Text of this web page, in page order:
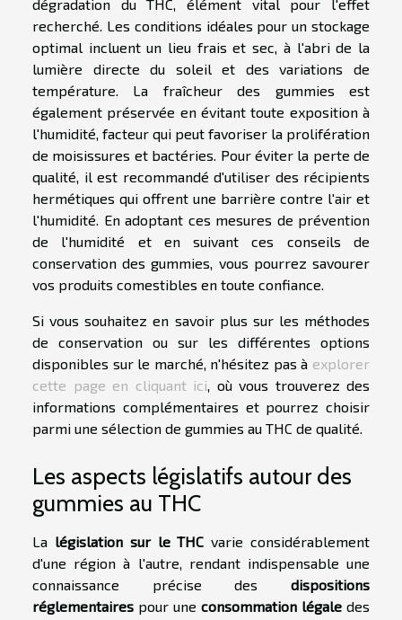
dégradation du THC, élément vital pour l'effet
recherché. Les conditions idéales pour un stockage
optimal incluent un lieu frais et sec, à l'abri de la
lumière directe du soleil et des variations de
température. La fraîcheur des gummies est
également préservée en évitant toute exposition à
l'humidité, facteur qui peut favoriser la prolifération
de moisissures et bactéries. Pour éviter la perte de
qualité, il est recommandé d'utiliser des récipients
hermétiques qui offrent une barrière contre l'air et
l'humidité. En adoptant ces mesures de prévention
de l'humidité et en suivant ces conseils de
conservation des gummies, vous pourrez savourer
vos produits comestibles en toute confiance.
Si vous souhaitez en savoir plus sur les méthodes
de conservation ou sur les différentes options
disponibles sur le marché, n'hésitez pas à explorer
cette page en cliquant ici, où vous trouverez des
informations complémentaires et pourrez choisir
parmi une sélection de gummies au THC de qualité.
Les aspects législatifs autour des
gummies au THC
La législation sur le THC varie considérablement
d'une région à l'autre, rendant indispensable une
connaissance précise des dispositions
réglementaires pour une consommation légale des